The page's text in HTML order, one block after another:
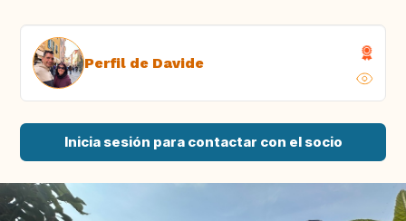
Perfil de Davide
Inicia sesión para contactar con el socio